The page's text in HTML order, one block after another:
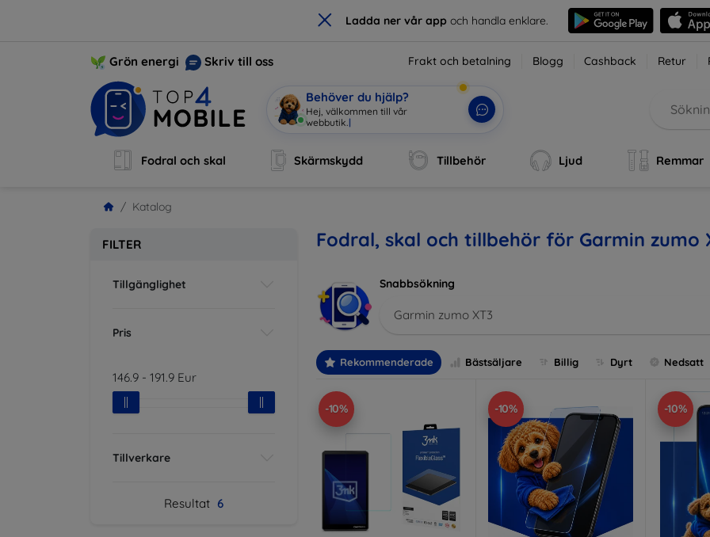
× Ladda ner vår app och handla enklare.
Grön energi Skriv till oss Frakt och betalning Blogg Cashback Retur
Behöver du hjälp?
Hej, välkommen till vår
webbutik. |
Fodral och skal Skärmskydd Tillbehör Ljud Remmar
Katalog
FILTER
Tillgänglighet
Pris
146.9 - 191.9 Eur
Tillverkare
Resultat 6
Fodral, skal och tillbehör för Garmin zumo
Snabbsökning
Garmin zumo XT3
Rekommenderade Bästsäljare Billig Dyrt Nedsatt
-10% -10% -10%